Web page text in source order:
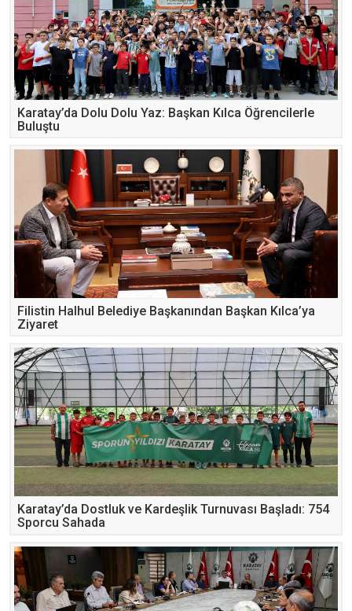
Karatay’da Dolu Dolu Yaz: Başkan Kılca Öğrencilerle
Buluştu
Filistin Halhul Belediye Başkanından Başkan Kılca’ya
Ziyaret
Karatay’da Dostluk ve Kardeşlik Turnuvası Başladı: 754
Sporcu Sahada